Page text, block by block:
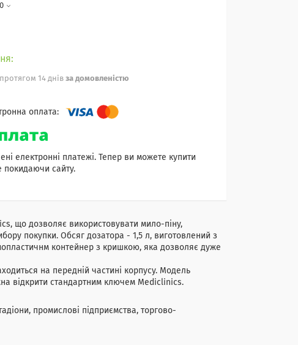
14 днів за домовленістю
електронні платежі. Тепер ви можете купити
покидаючи сайту.
що дозволяє використовувати мило-піну,
покупки. Обсяг дозатора - 1,5 л, виготовлений з
контейнер з кришкою, яка дозволяє дуже
на передній частині корпусу. Модель
відкрити стандартним ключем Mediclinics.
промислові підприємства, торгово-